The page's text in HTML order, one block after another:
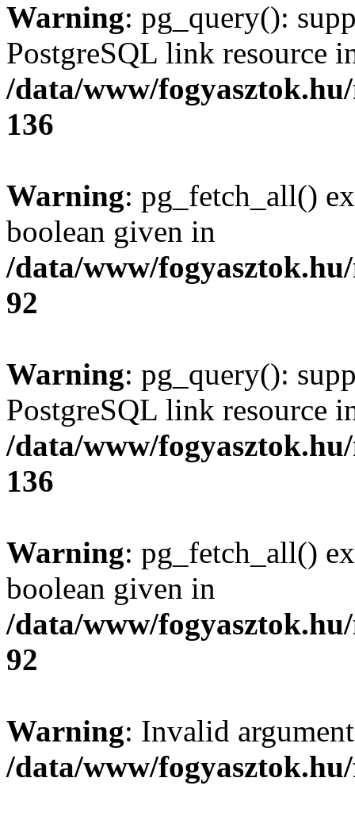
Warning: pg_query():
PostgreSQL link resource
/data/www/
136
Warning: pg_fetch_all()
boolean given in
/data/www/
92
Warning: pg_query():
PostgreSQL link resource
/data/www/
136
Warning: pg_fetch_all()
boolean given in
/data/www/
92
Warning: Invalid
/data/www/